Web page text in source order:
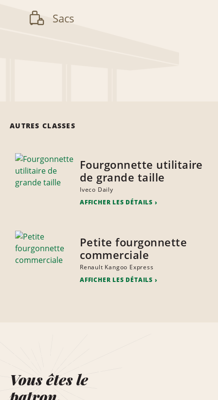
Sacs
AUTRES CLASSES
Fourgonnette utilitaire
de grande taille
Iveco Daily
AFFICHER LES DÉTAILS
Petite fourgonnette
commerciale
Renault Kangoo Express
AFFICHER LES DÉTAILS
Vous êtes le